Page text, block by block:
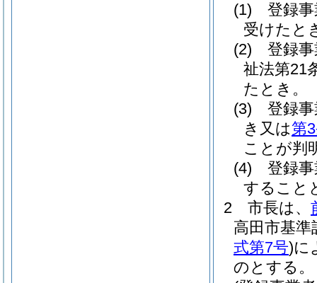
(1)
登録
受けたと
(2)
登録
祉法第21
たとき。
(3)
登録
き又は第
ことが判
(4)
登録
すること
2
市長は、
高田市基
式第7号)に
のとする。